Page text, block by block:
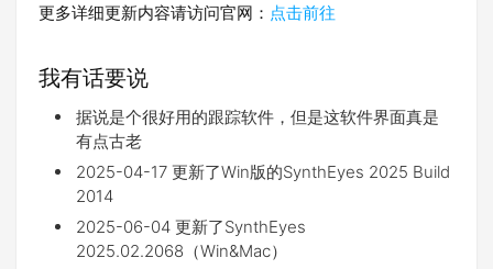
更多详细更新内容请访问官网： 点击前往
我有话要说
据说是个很好用的跟踪软件，但是这软件界面真是
有点古老
2025-04-17 更新了Win版的SynthEyes 2025 Build
2014
2025-06-04 更新了SynthEyes
2025.02.2068（Win&Mac）